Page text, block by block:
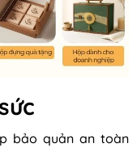
bảo quản an toàn